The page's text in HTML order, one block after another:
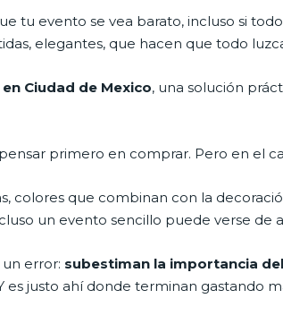
tu evento se vea barato, incluso si
elegantes, que hacen que todo
Ciudad de Mexico, una solución
primero en comprar. Pero en el
colores que combinan con la
un evento sencillo puede verse de
error: subestiman la importancia
justo ahí donde terminan gastando